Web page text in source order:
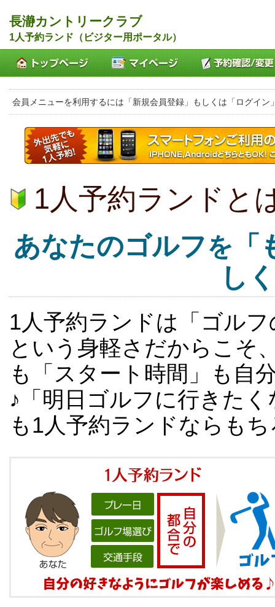
長瀞カントリークラブ
1人予約ランド（ビジター用ポータル）
会員メニューを利用するには「新規会員登録」もしくは「ログイン
1人予約ランドと
あなたのゴルフを
し
1人予約ランドは「ゴル
という身軽さだからこそ
も「スタート時間」も自
♪「明日ゴルフに行きた
も1人予約ランドならも